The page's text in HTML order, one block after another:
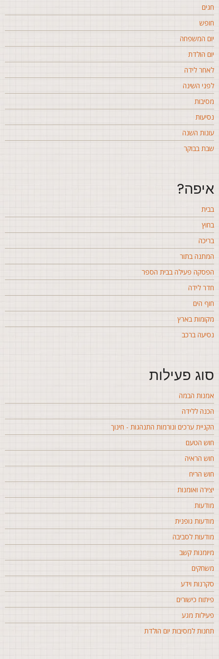
המשפחה
הולדת
לידה
השינה
השנה
בבוקר
בתור
פעילה בבית הספר
לידה
הים
בארץ
ברכב
פעילות
הבמה
ללידה
ערכים ונורמות התנהגות - חינוך
הטעם
הראיה
הריח
ואומנות
גופנית
לסביבה
קשב
וידע
כישורים
מגע
למסיבות יום הולדת